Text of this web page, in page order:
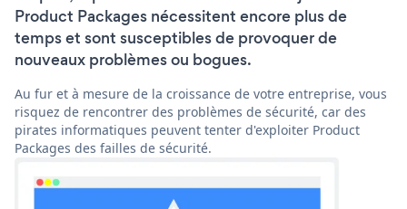
Product Packages nécessitent encore plus de
temps et sont susceptibles de provoquer de
nouveaux problèmes ou bogues.
Au fur et à mesure de la croissance de votre entreprise, vous
risquez de rencontrer des problèmes de sécurité, car des
pirates informatiques peuvent tenter d'exploiter Product
Packages des failles de sécurité.